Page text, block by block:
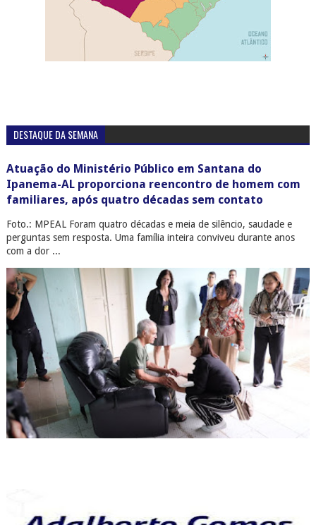
DESTAQUE DA SEMANA
Atuação do Ministério Público em Santana do
Ipanema-AL proporciona reencontro de homem com
familiares, após quatro décadas sem contato
Foto.: MPEAL Foram quatro décadas e meia de silêncio, saudade e
perguntas sem resposta. Uma família inteira conviveu durante anos
com a dor ...